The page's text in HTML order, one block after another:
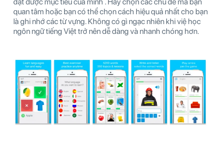
quan tâm hoặc bạn có thể chọn cách hiệu quả nhất cho bạn
là ghi nhớ các từ vựng. Không có gì ngạc nhiên khi việ học
ngôn ngữ tiếng Việt trở nên dễ dàng và nhanh chóng hơn.